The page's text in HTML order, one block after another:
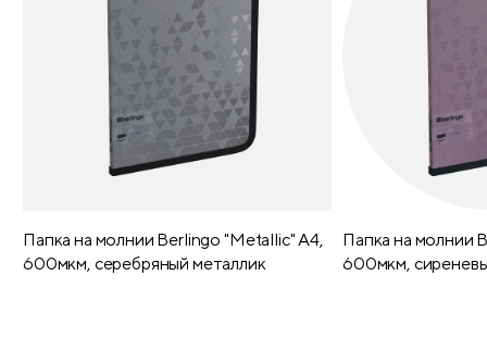
Папка на молнии Berlingo "Metallic" А4,
600мкм, серебряный металлик
Папка на молнии
600мкм,